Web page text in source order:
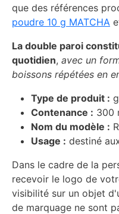
que des références
poudre 10 g MATCHA
La double paroi
quotidien, avec un
boissons répétées en
Type de produit :
Contenance : 300
Nom du modèle :
Usage : destiné
Dans le cadre de la
recevoir le logo de
visibilité sur un objet
de marquage ne sont